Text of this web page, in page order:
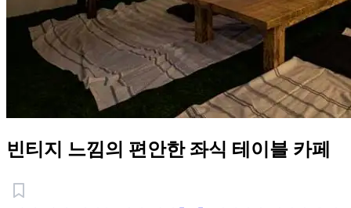
빈티지 느낌의 편안한 좌식 테이블 카페